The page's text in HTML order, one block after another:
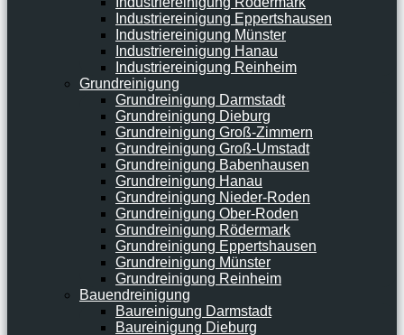
Industriereinigung Eppertshausen
Industriereinigung Münster
Industriereinigung Hanau
Industriereinigung Reinheim
Grundreinigung
Grundreinigung Darmstadt
Grundreinigung Dieburg
Grundreinigung Groß-Zimmern
Grundreinigung Groß-Umstadt
Grundreinigung Babenhausen
Grundreinigung Hanau
Grundreinigung Nieder-Roden
Grundreinigung Ober-Roden
Grundreinigung Rödermark
Grundreinigung Eppertshausen
Grundreinigung Münster
Grundreinigung Reinheim
Bauendreinigung
Baureinigung Darmstadt
Baureinigung Dieburg